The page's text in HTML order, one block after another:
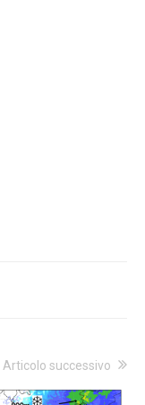
Articolo successivo